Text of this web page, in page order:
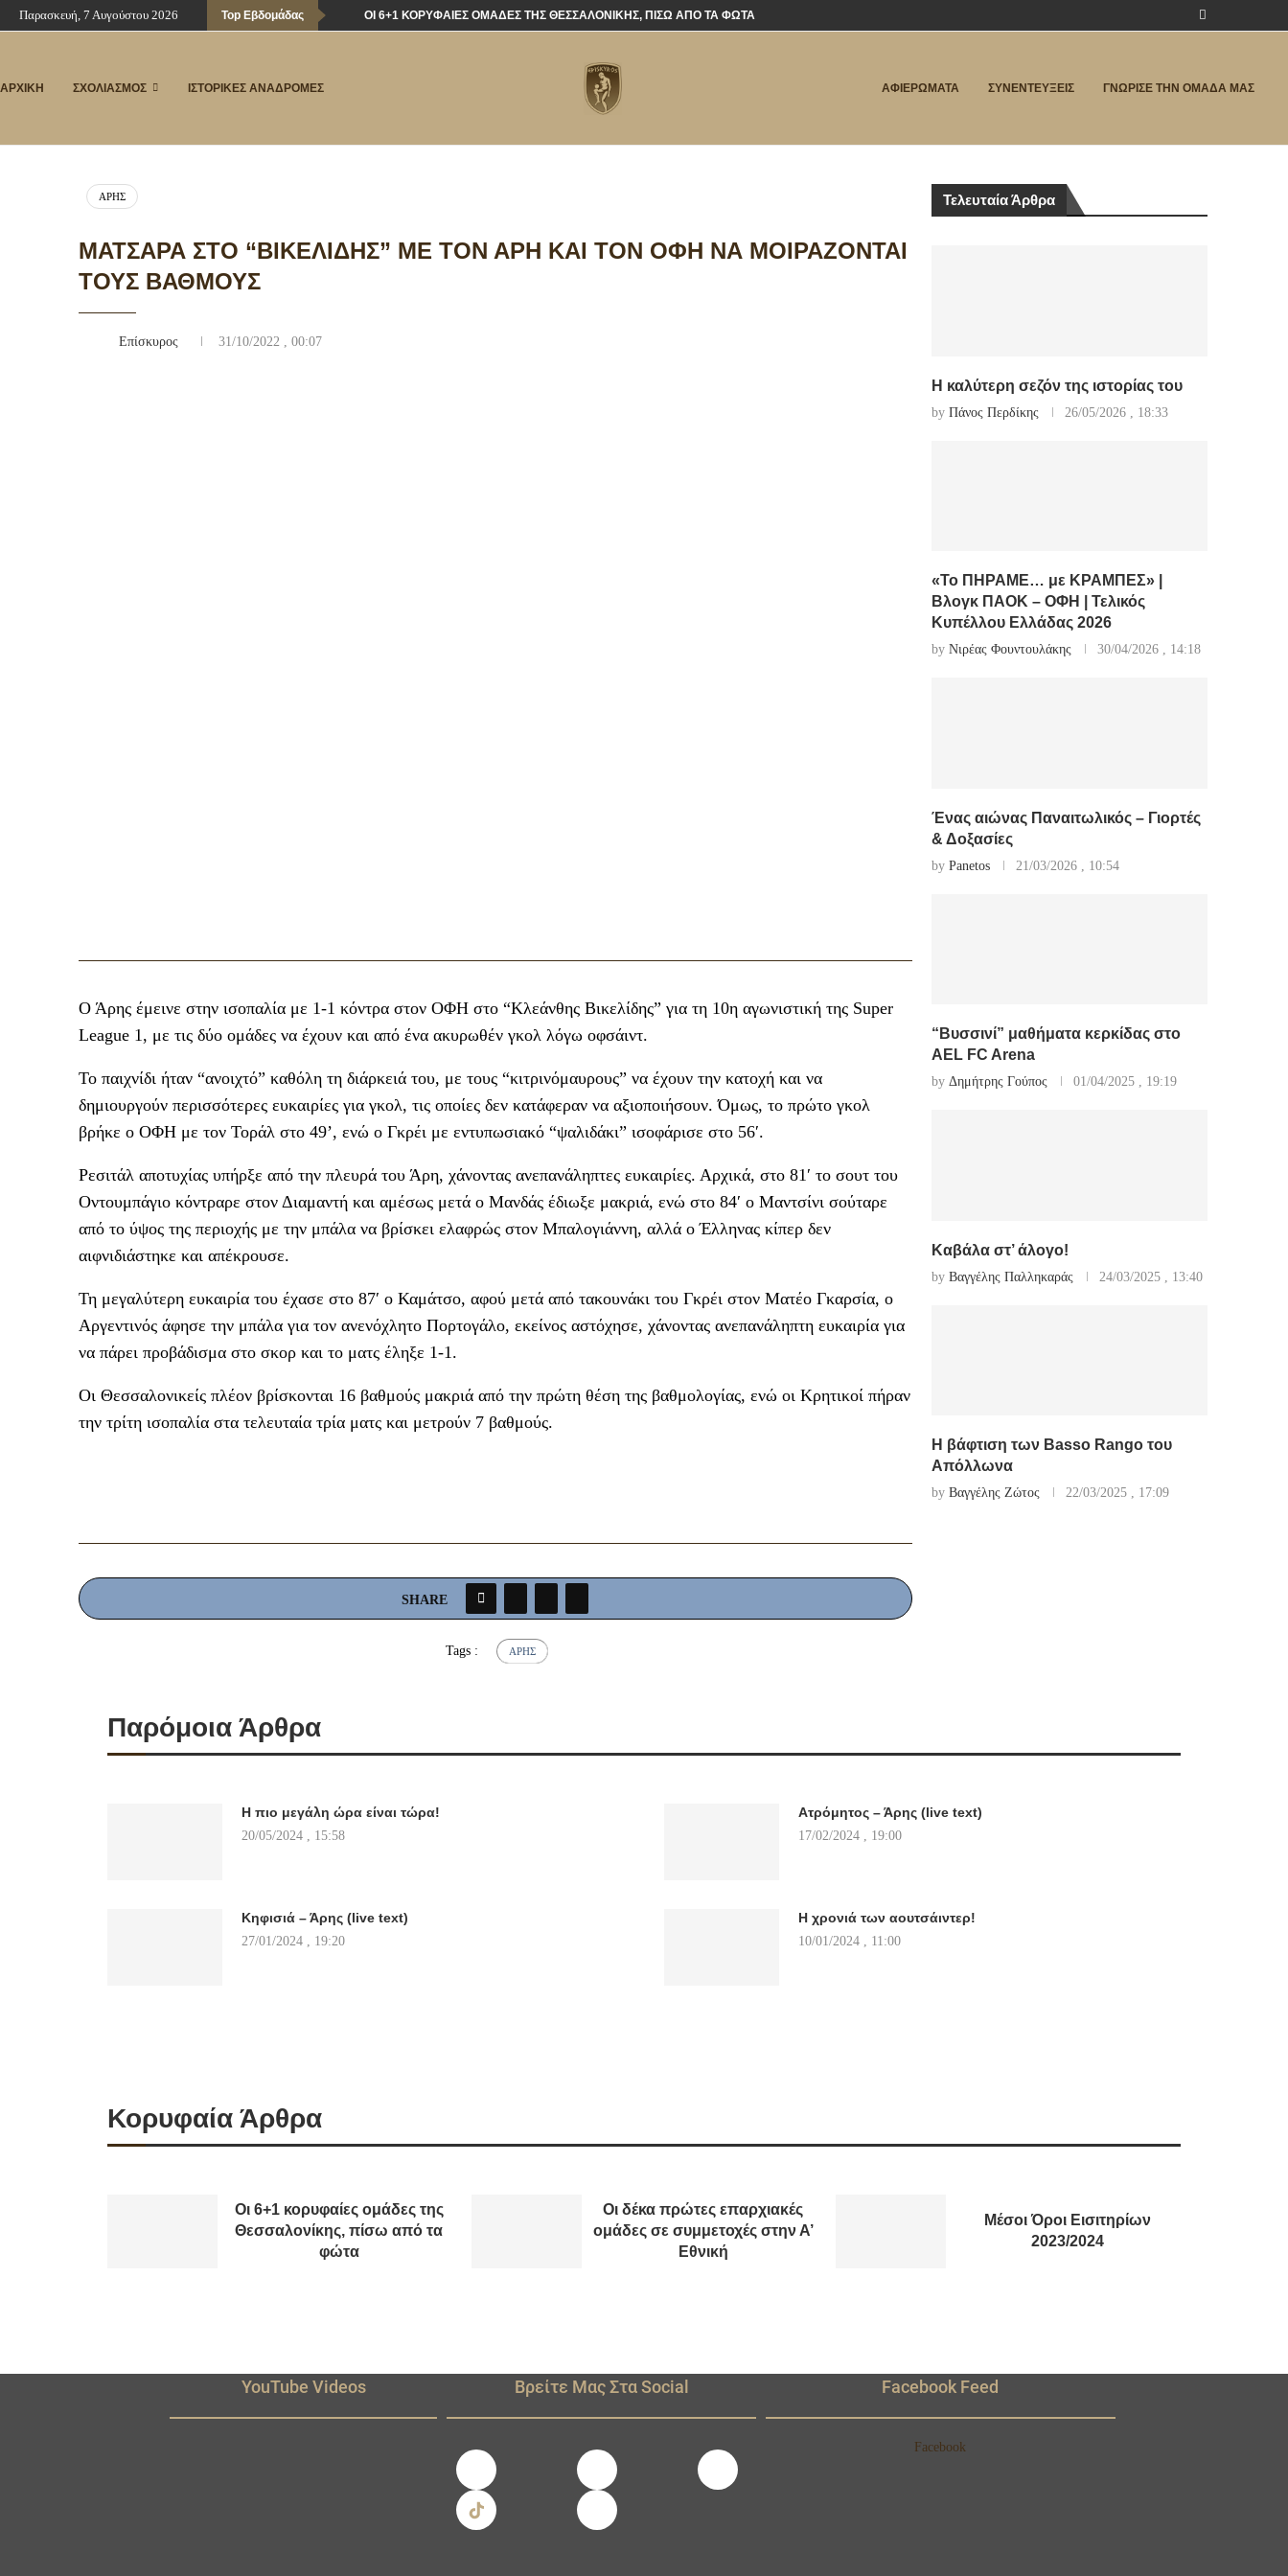
Παρασκευή, 7 Αυγούστου 2026 Top Εβδομάδας ΟΙ 6+1 ΚΟΡΥΦΑΊΕΣ ΟΜΆΔΕΣ ΤΗΣ ΘΕΣΣΑΛΟΝΊΚΗΣ, ΠΊΣΩ ΑΠΌ ΤΑ ΦΏΤΑ
ΑΡΧΙΚΗ ΣΧΟΛΙΑΣΜΟΣ ΙΣΤΟΡΙΚΕΣ ΑΝΑΔΡΟΜΕΣ ΑΦΙΕΡΩΜΑΤΑ ΣΥΝΕΝΤΕΥΞΕΙΣ ΓΝΩΡΙΣΕ ΤΗΝ ΟΜΑΔΑ ΜΑΣ
ΆΡΗΣ
ΜΑΤΣΆΡΑ ΣΤΟ “ΒΙΚΕΛΊΔΗΣ” ΜΕ ΤΟΝ ΆΡΗ ΚΑΙ ΤΟΝ ΟΦΗ ΝΑ ΜΟΙΡΆΖΟΝΤΑΙ
ΤΟΥΣ ΒΑΘΜΟΎΣ
Επίσκυρος 31/10/2022 , 00:07
Ο Άρης έμεινε στην ισοπαλία με 1-1 κόντρα στον ΟΦΗ στο “Κλεάνθης Βικελίδης” για τη 10η αγωνιστική της Super
League 1, με τις δύο ομάδες να έχουν και από ένα ακυρωθέν γκολ λόγω οφσάιντ.
Το παιχνίδι ήταν “ανοιχτό” καθόλη τη διάρκειά του, με τους “κιτρινόμαυρους” να έχουν την κατοχή και να
δημιουργούν περισσότερες ευκαιρίες για γκολ, τις οποίες δεν κατάφεραν να αξιοποιήσουν. Όμως, το πρώτο γκολ
βρήκε ο ΟΦΗ με τον Τοράλ στο 49’, ενώ ο Γκρέι με εντυπωσιακό “ψαλιδάκι” ισοφάρισε στο 56′.
Ρεσιτάλ αποτυχίας υπήρξε από την πλευρά του Άρη, χάνοντας ανεπανάληπτες ευκαιρίες. Αρχικά, στο 81′ το σουτ του
Οντουμπάγιο κόντραρε στον Διαμαντή και αμέσως μετά ο Μανδάς έδιωξε μακριά, ενώ στο 84′ ο Μαντσίνι σούταρε
από το ύψος της περιοχής με την μπάλα να βρίσκει ελαφρώς στον Μπαλογιάννη, αλλά ο Έλληνας κίπερ δεν
αιφνιδιάστηκε και απέκρουσε.
Τη μεγαλύτερη ευκαιρία του έχασε στο 87′ ο Καμάτσο, αφού μετά από τακουνάκι του Γκρέι στον Ματέο Γκαρσία, ο
Αργεντινός άφησε την μπάλα για τον ανενόχλητο Πορτογάλο, εκείνος αστόχησε, χάνοντας ανεπανάληπτη ευκαιρία για
να πάρει προβάδισμα στο σκορ και το ματς έληξε 1-1.
Οι Θεσσαλονικείς πλέον βρίσκονται 16 βαθμούς μακριά από την πρώτη θέση της βαθμολογίας, ενώ οι Κρητικοί πήραν
την τρίτη ισοπαλία στα τελευταία τρία ματς και μετρούν 7 βαθμούς.
SHARE
Tags : ΆΡΗΣ
Τελευταία Άρθρα
Η καλύτερη σεζόν της ιστορίας του
by Πάνος Περδίκης 26/05/2026 , 18:33
«Το ΠΗΡΑΜΕ… με ΚΡΑΜΠΕΣ» |
Βλογκ ΠΑΟΚ – ΟΦΗ | Τελικός
Κυπέλλου Ελλάδας 2026
by Νιρέας Φουντουλάκης 30/04/2026 , 14:18
Ένας αιώνας Παναιτωλικός – Γιορτές
& Δοξασίες
by Panetos 21/03/2026 , 10:54
“Βυσσινί” μαθήματα κερκίδας στο
AEL FC Arena
by Δημήτρης Γούπος 01/04/2025 , 19:19
Καβάλα στ’ άλογο!
by Βαγγέλης Παλληκαράς 24/03/2025 , 13:40
Η βάφτιση των Basso Rango του
Απόλλωνα
by Βαγγέλης Ζώτος 22/03/2025 , 17:09
Παρόμοια Άρθρα
Η πιο μεγάλη ώρα είναι τώρα!
20/05/2024 , 15:58
Ατρόμητος – Άρης (live text)
17/02/2024 , 19:00
Κηφισιά – Άρης (live text)
27/01/2024 , 19:20
Η χρονιά των αουτσάιντερ!
10/01/2024 , 11:00
Κορυφαία Άρθρα
Οι 6+1 κορυφαίες ομάδες της
Θεσσαλονίκης, πίσω από τα
φώτα
Οι δέκα πρώτες επαρχιακές
ομάδες σε συμμετοχές στην Α’
Εθνική
Μέσοι Όροι Εισιτηρίων
2023/2024
YouTube Videos Βρείτε Μας Στα Social Facebook Feed
Facebook